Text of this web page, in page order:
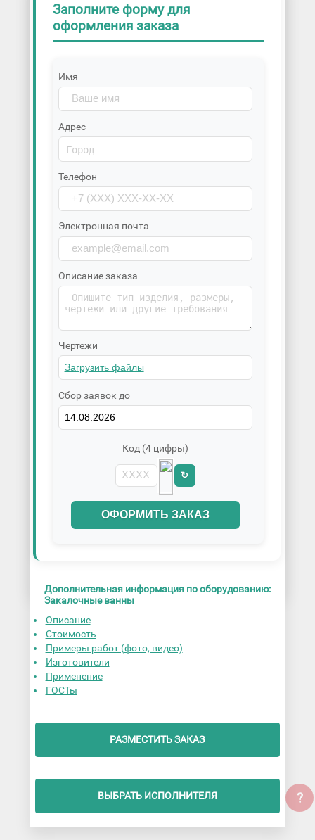
Заполните форму для
оформления заказа
Имя
Адрес
Телефон
Электронная почта
Описание заказа
Чертежи
Сбор заявок до
Код (4 цифры)
↻
ОФОРМИТЬ ЗАКАЗ
Дополнительная информация по оборудованию:
Закалочные ванны
Описание
Стоимость
Примеры работ (фото, видео)
Изготовители
Применение
ГОСТы
РАЗМЕСТИТЬ ЗАКАЗ
ВЫБРАТЬ ИСПОЛНИТЕЛЯ ?